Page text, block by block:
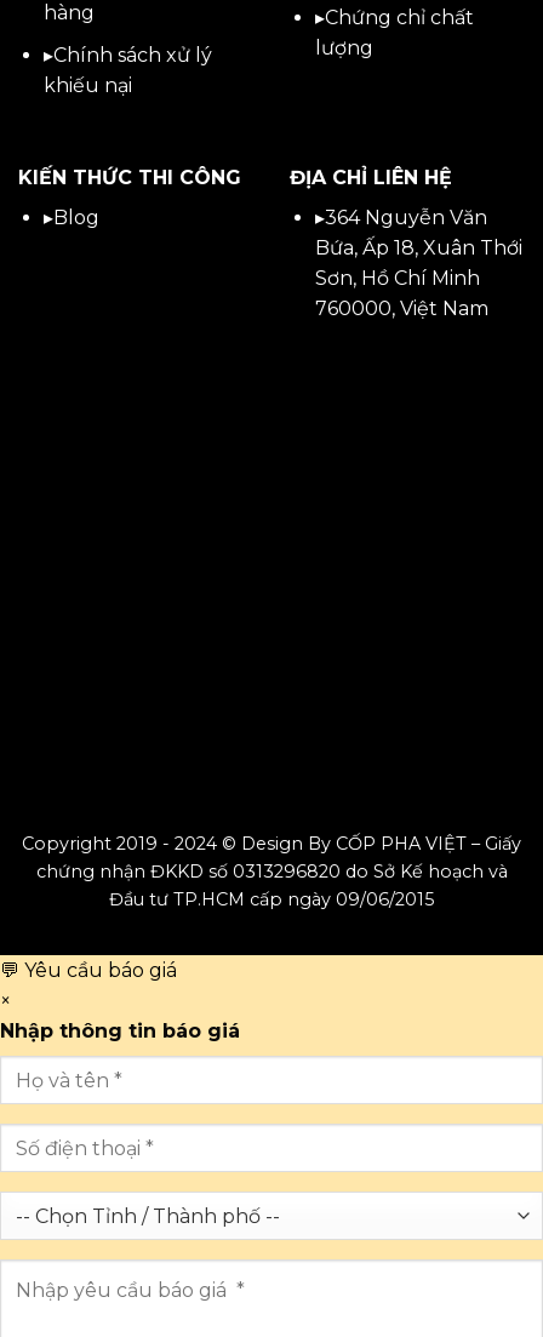
hàng
▸Chính sách xử lý
khiếu nại
▸Chứng chỉ chất
lượng
KIẾN THỨC THI CÔNG
▸Blog
ĐỊA CHỈ LIÊN HỆ
▸364 Nguyễn Văn
Bứa, Ấp 18, Xuân Thới
Sơn, Hồ Chí Minh
760000, Việt Nam
Copyright 2019 - 2024 © Design By CỐP PHA VIỆT – Giấy
chứng nhận ĐKKD số 0313296820 do Sở Kế hoạch và
Đầu tư TP.HCM cấp ngày 09/06/2015
💬 Yêu cầu báo giá
×
Nhập thông tin báo giá